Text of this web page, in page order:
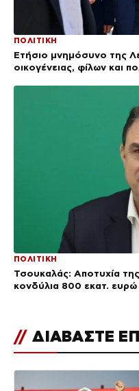
ΠΟΛΙΤΙΚΗ
Ετήσιο μνημόσυνο της
οικογένειας, φίλων και
ΠΟΛΙΤΙΚΗ
Τσουκαλάς: Αποτυχία
κονδύλια 800 εκατ. ευρώ
// ΔΙΑΒΑΣΤΕ